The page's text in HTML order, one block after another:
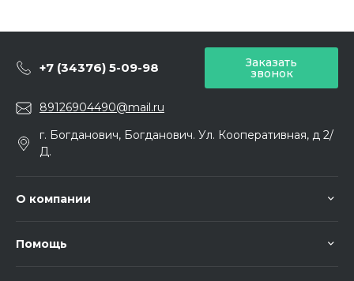
+7 (34376) 5-09-98 Заказать
звонок
89126904490@mail.ru
г. Богданович, Богданович. Ул. Кооперативная, д 2/
Д.
О компании
Помощь